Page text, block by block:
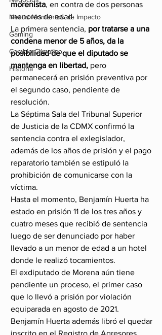
Nexus Momentos de Impacto
Gaming
Cambio Climatico
Historia
morenista, en contra de dos personas
menores de edad.
La primera sentencia, por tratarse a una
condena menor de 5 años, da la
posibilidad de que el diputado se
mantenga en libertad, pero
permanecerá en prisión preventiva por
el segundo caso, pendiente de
resolución.
La Séptima Sala del Tribunal Superior
de Justicia de la CDMX confirmó la
sentencia contra el exlegislador,
además de los años de prisión y el pago
reparatorio también se estipuló la
prohibición de comunicarse con la
víctima.
Hasta el momento, Benjamín Huerta ha
estado en prisión 11 de los tres años y
cuatro meses que recibió de sentencia
luego de ser denunciado por haber
llevado a un menor de edad a un hotel
donde le realizó tocamientos.
El exdiputado de Morena aún tiene
pendiente un proceso, el primer caso
que lo llevó a prisión por violación
equiparada en agosto de 2021.
Benjamín Huerta además libró el quedar
inscrito en el Registro de Agresores